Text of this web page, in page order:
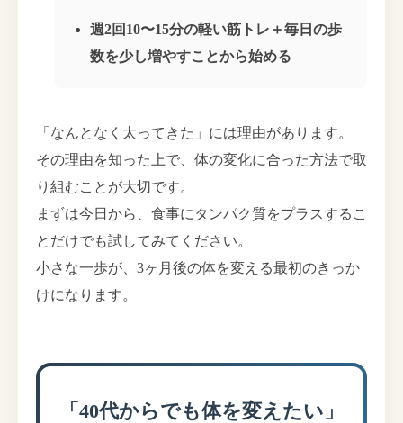
週2回10〜15分の軽い筋トレ＋毎日の歩
数を少し増やすことから始める
「なんとなく太ってきた」には理由があります。
その理由を知った上で、体の変化に合った方法で取
り組むことが大切です。
まずは今日から、食事にタンパク質をプラスするこ
とだけでも試してみてください。
小さな一歩が、3ヶ月後の体を変える最初のきっか
けになります。
「40代からでも体を変えたい」